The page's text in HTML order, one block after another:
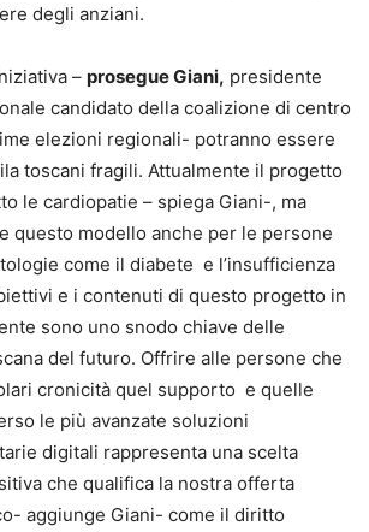
degli anziani.
– prosegue Giani, presidente
candidato della coalizione di centro
elezioni regionali- potranno essere
toscani fragili. Attualmente il progetto
le cardiopatie – spiega Giani-, ma
questo modello anche per le persone
come il diabete e l’insufficienza
e i contenuti di questo progetto in
sono uno snodo chiave delle
del futuro. Offrire alle persone che
cronicità quel supporto e quelle
le più avanzate soluzioni
digitali rappresenta una scelta
che qualifica la nostra offerta
aggiunge Giani- come il diritto